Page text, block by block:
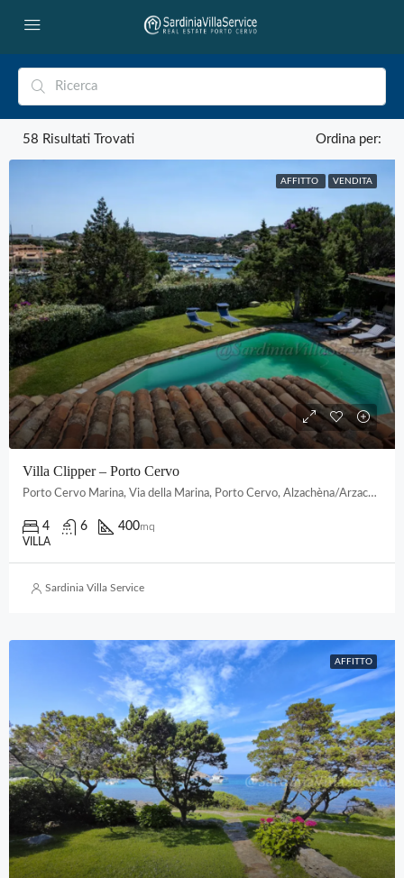
58 Risultati Trovati Ordina per:
AFFITTO VENDITA
Villa Clipper – Porto Cervo
Porto Cervo Marina, Via della Marina, Porto Cervo, Alzachèna/Arzachena, Gallura Nord-Est Sardegna, Sardigna/Sardegna, Italia
4 6 400mq
VILLA
Sardinia Villa Service
AFFITTO